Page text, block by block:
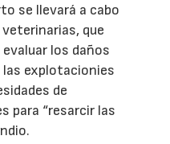
se llevará a cabo
que
los daños
las explotacionies
de
para “resarcir las